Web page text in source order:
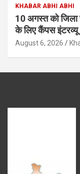
KHABAR ABHI ABHI
10 अगस्त को जिला
के लिए कैंपस इंटरव्यू
August 6, 2026